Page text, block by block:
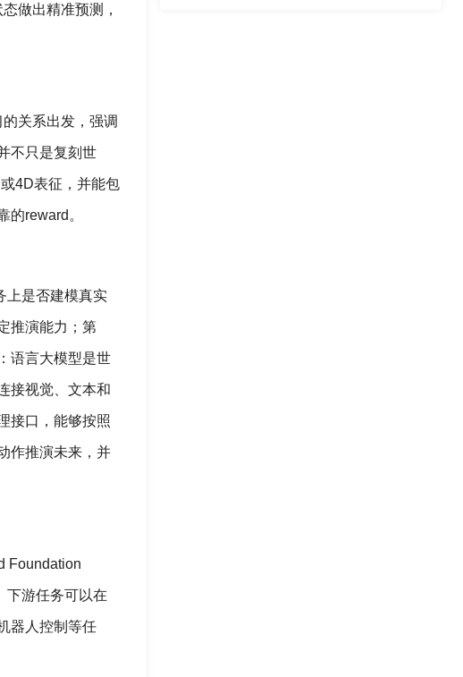
做出精准预测，
关系出发，强调
不只是复刻世
4D表征，并能包
reward。
上是否建模真实
推演能力；第
语言大模型是世
接视觉、文本和
接口，能够按照
作推演未来，并
Foundation
下游任务可以在
器人控制等任